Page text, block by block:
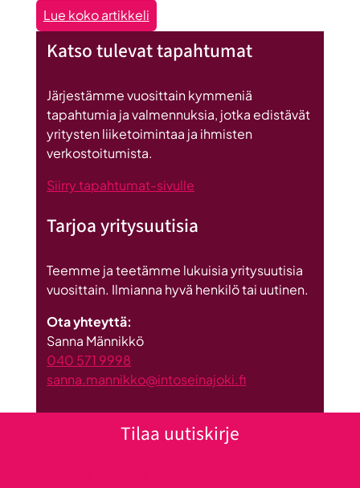
Lue koko artikkeli:
Seinäjoen
datakeskus
Britannnian
suurin
investointi
Katso tulevat tapahtumat
Järjestämme vuosittain kymmeniä
tapahtumia ja valmennuksia, jotka edistävät
yritysten liiketoimintaa ja ihmisten
verkostoitumista.
Siirry tapahtumat-sivulle
Tarjoa yritysuutisia
Teemme ja teetämme lukuisia yritysuutisia
vuosittain. Ilmianna hyvä henkilö tai uutinen.
Ota yhteyttä:
Sanna Männikkö
040 571 9998
sanna.mannikko@intoseinajoki.fi
Tilaa uutiskirje